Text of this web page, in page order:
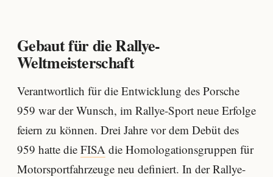
Gebaut für die Rallye-
Weltmeisterschaft
Verantwortlich für die Entwicklung des Porsche
959 war der Wunsch, im Rallye-Sport neue Erfolge
feiern zu können. Drei Jahre vor dem Debüt des
959 hatte die FISA die Homologationsgruppen für
Motorsportfahrzeuge neu definiert. In der Rallye-